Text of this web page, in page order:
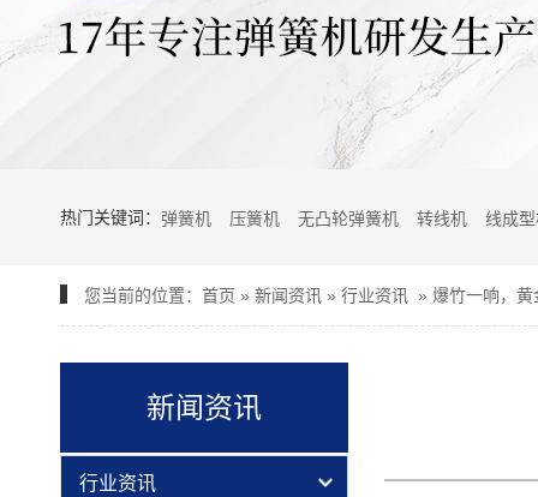
热门关键词： 弹簧机 压簧机 无凸轮弹簧机 转线机 线成
您当前的位置： 首页 » 新闻资讯 » 行业资讯 » 爆竹一响，
新闻资讯
行业资讯